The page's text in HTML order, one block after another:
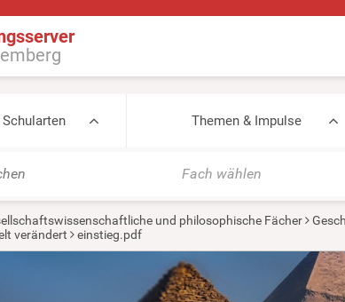
Schularten Themen & Impulse
Fach wählen
und philosophische Fächer
verändert
einstieg.pdf